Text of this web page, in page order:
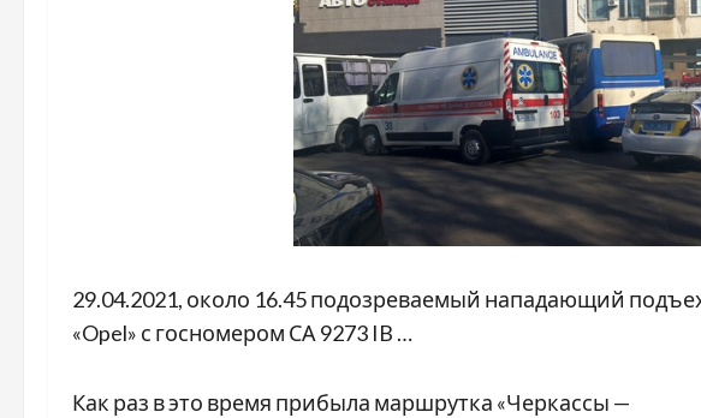
29.04.2021, около 16.45 подозреваемый нападающий
«Opel» с госномером СА 9273 IB …
Как раз в это время прибыла маршрутка «Черкассы —